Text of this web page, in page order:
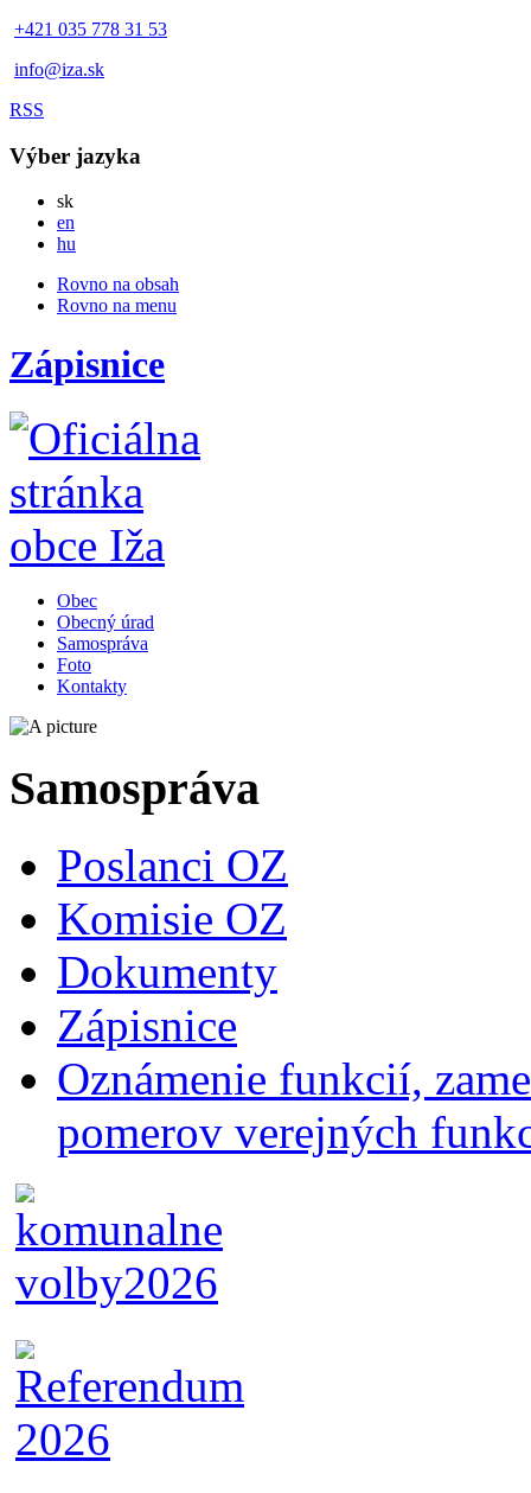
+421 035 778 31 53
info@iza.sk
RSS
Výber jazyka
skSlovensky
en
hu
Rovno na obsah
Rovno na menu
Zápisnice
Obec
Obecný úrad
Samospráva
Foto
Kontakty
Samospráva
Poslanci OZ
Komisie OZ
Dokumenty
Zápisnice
Oznámenie funkcií,
pomerov verejných